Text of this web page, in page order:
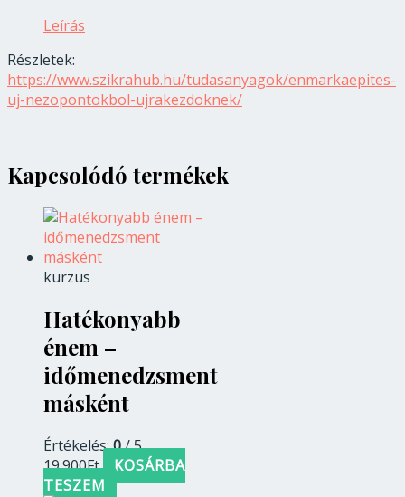
Leírás
Részletek:
https://www.szikrahub.hu/tudasanyagok/enmarkaepites-
uj-nezopontokbol-ujrakezdoknek/
Kapcsolódó termékek
kurzus
Hatékonyabb
énem –
időmenedzsment
másként
Értékelés:0/ 5
19.900Ft
KOSÁRBA
TESZEM